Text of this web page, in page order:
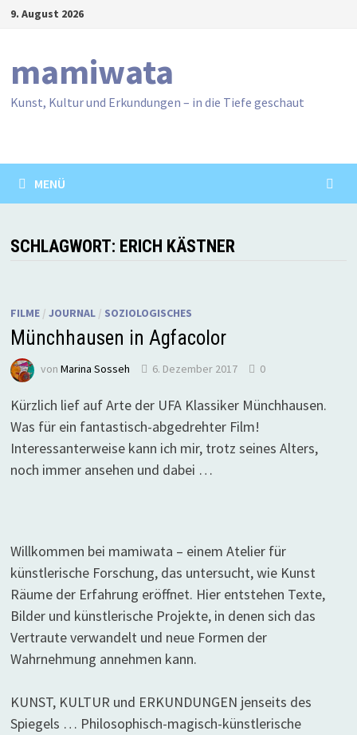
Zum9. August 2026
mamiwata
Kunst, Kultur und Erkundungen – in die Tiefe geschaut
MENÜ
SCHLAGWORT: ERICH KÄSTNER
FILME/ JOURNAL/ SOZIOLOGISCHES
Münchhausen in Agfacolor
von Marina Sosseh 6. Dezember 2017 0
Kürzlich lief auf Arte der UFA Klassiker Münchhausen.
Was für ein fantastisch-abgedrehter Film!
Interessanterweise kann ich mir, trotz seines Alters,
noch immer ansehen und dabei …
Willkommen bei mamiwata – einem Atelier für
künstlerische Forschung, das untersucht, wie Kunst
Räume der Erfahrung eröffnet. Hier entstehen Texte,
Bilder und künstlerische Projekte, in denen sich das
Vertraute verwandelt und neue Formen der
Wahrnehmung annehmen kann.
KUNST, KULTUR und ERKUNDUNGEN jenseits des
Spiegels … Philosophisch-magisch-künstlerische